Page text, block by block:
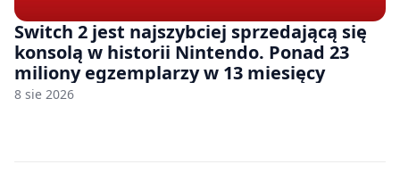
Switch 2 jest najszybciej sprzedającą się
konsolą w historii Nintendo. Ponad 23
miliony egzemplarzy w 13 miesięcy
8 sie 2026